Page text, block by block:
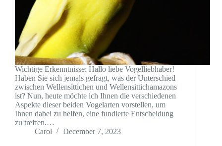
Wichtige Erkenntnisse: Hallo liebe Vogelliebhaber!
Haben Sie sich jemals gefragt, was der Unterschied
zwischen Wellensittichen und Wellensittichamazons
ist? Nun, heute möchte ich Ihnen die verschiedenen
Aspekte dieser beiden Vogelarten vorstellen, um
Ihnen dabei zu helfen, eine fundierte Entscheidung
zu treffen.…
Carol
December 7, 2023